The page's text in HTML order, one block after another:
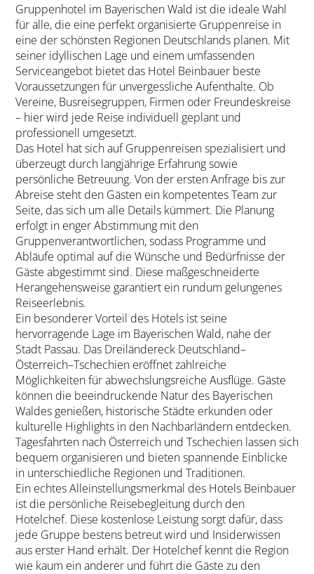
Gruppenhotel im Bayerischen Wald ist die ideale Wahl
für alle, die eine perfekt organisierte Gruppenreise in
eine der schönsten Regionen Deutschlands planen. Mit
seiner idyllischen Lage und einem umfassenden
Serviceangebot bietet das Hotel Beinbauer beste
Voraussetzungen für unvergessliche Aufenthalte. Ob
Vereine, Busreisegruppen, Firmen oder Freundeskreise
– hier wird jede Reise individuell geplant und
professionell umgesetzt.
Das Hotel hat sich auf Gruppenreisen spezialisiert und
überzeugt durch langjährige Erfahrung sowie
persönliche Betreuung. Von der ersten Anfrage bis zur
Abreise steht den Gästen ein kompetentes Team zur
Seite, das sich um alle Details kümmert. Die Planung
erfolgt in enger Abstimmung mit den
Gruppenverantwortlichen, sodass Programme und
Abläufe optimal auf die Wünsche und Bedürfnisse der
Gäste abgestimmt sind. Diese maßgeschneiderte
Herangehensweise garantiert ein rundum gelungenes
Reiseerlebnis.
Ein besonderer Vorteil des Hotels ist seine
hervorragende Lage im Bayerischen Wald, nahe der
Stadt Passau. Das Dreiländereck Deutschland–
Österreich–Tschechien eröffnet zahlreiche
Möglichkeiten für abwechslungsreiche Ausflüge. Gäste
können die beeindruckende Natur des Bayerischen
Waldes genießen, historische Städte erkunden oder
kulturelle Highlights in den Nachbarländern entdecken.
Tagesfahrten nach Österreich und Tschechien lassen sich
bequem organisieren und bieten spannende Einblicke
in unterschiedliche Regionen und Traditionen.
Ein echtes Alleinstellungsmerkmal des Hotels Beinbauer
ist die persönliche Reisebegleitung durch den
Hotelchef. Diese kostenlose Leistung sorgt dafür, dass
jede Gruppe bestens betreut wird und Insiderwissen
aus erster Hand erhält. Der Hotelchef kennt die Region
wie kaum ein anderer und führt die Gäste zu den